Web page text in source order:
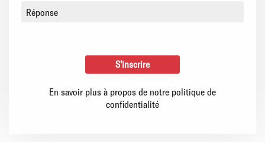
En savoir plus à propos de notre politique de
confidentialité